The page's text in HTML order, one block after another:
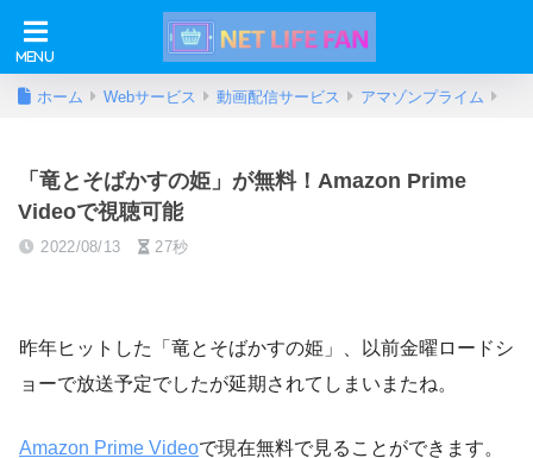
ホーム Webサービス 動画配信サービス アマゾンプライム
「竜とそばかすの姫」が無料！Amazon Prime
Videoで視聴可能
2022/08/13 27秒
昨年ヒットした「竜とそばかすの姫」、以前金曜ロードシ
ョーで放送予定でしたが延期されてしまいまたね。
Amazon Prime Videoで現在無料で見ることができます。